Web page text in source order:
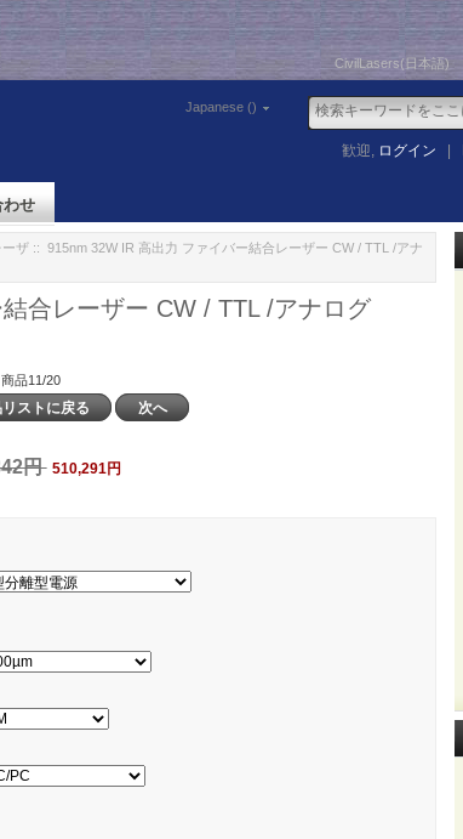
CivilLasers(日本語)
Japanese ()
歓迎, ログイン
わせ
ザ:: 915nm 32W IR 高出力 ファイバー結合レーザー CW / TTL /アナ
合レーザー CW / TTL /アナログ
商品11/20
ストに戻る 次へ
円 510,291円